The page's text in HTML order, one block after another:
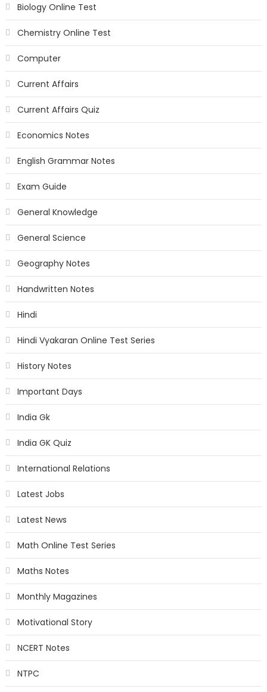
Biology Online Test
Chemistry Online Test
Computer
Current Affairs
Current Affairs Quiz
Economics Notes
English Grammar Notes
Exam Guide
General Knowledge
General Science
Geography Notes
Handwritten Notes
Hindi
Hindi Vyakaran Online Test Series
History Notes
Important Days
India Gk
India GK Quiz
International Relations
Latest Jobs
Latest News
Math Online Test Series
Maths Notes
Monthly Magazines
Motivational Story
NCERT Notes
NTPC